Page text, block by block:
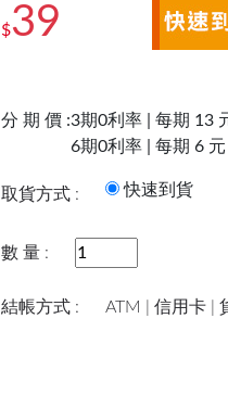
$39
分 期 價 :3期0利率 | 每期 13
6期0利率 | 每期 6 元
取貨方式 : 快速到
數 量 :
結帳方式 : ATM | 信用卡 |